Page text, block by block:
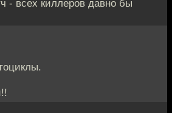
- всех киллеров давно бы